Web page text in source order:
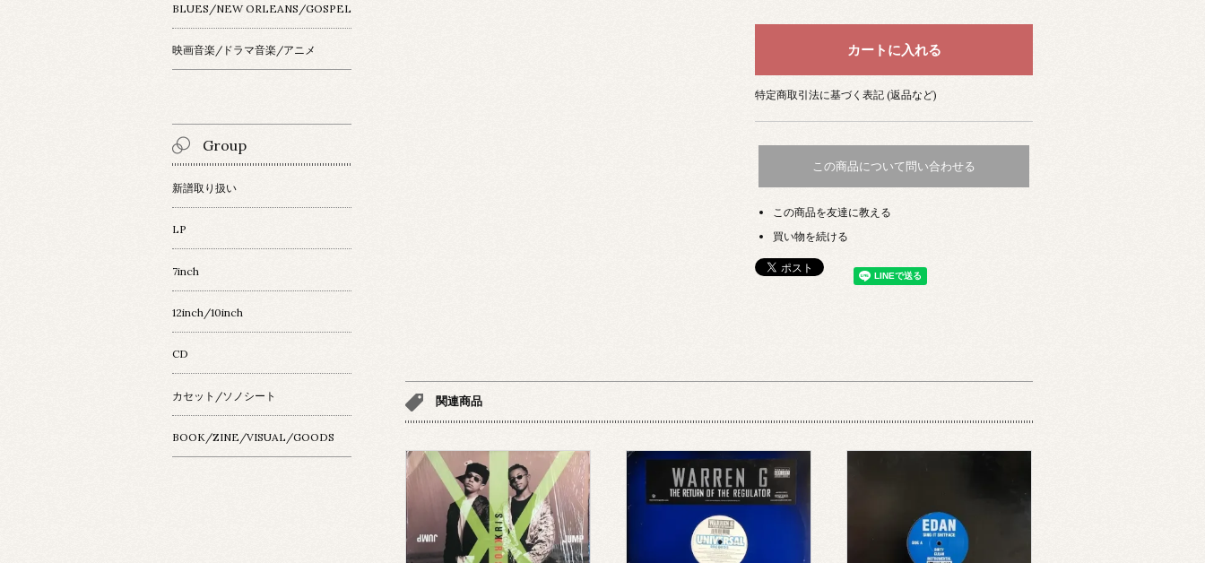
特定商取引法に基づく表記 (返品など)
この商品について問い合わせる
この商品を友達に教える
買い物を続ける
関連商品
BLUES/NEW ORLEANS/GOSPEL
映画音楽/ドラマ音楽/アニメ
Group
新譜取り扱い
LP
7inch
12inch/10inch
CD
カセット/ソノシート
BOOK/ZINE/VISUAL/GOODS